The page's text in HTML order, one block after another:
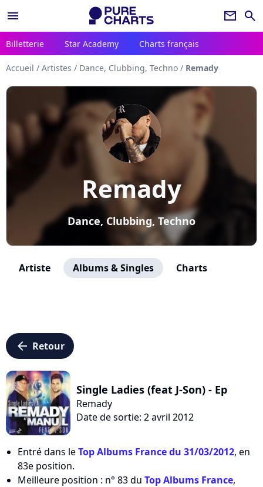
menu newsletter search
Billetterie Star Academy Charts français
Accueil / Artistes / Dance, Clubbing, Techno / Remady
Remady
Dance, Clubbing, Techno
Artiste Albums & Singles Charts
arrow_left Retour
Single Ladies (feat J-Son) - Ep
Remady
Date de sortie: 2 avril 2012
Entré dans leTop Albums France du 31/03/2012, en
83e position.
Meilleure position : n° 83 du Top Albums France,